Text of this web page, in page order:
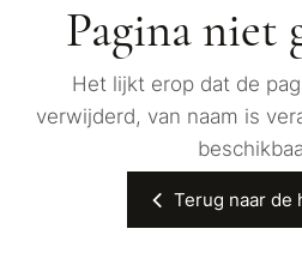
Pagina niet
Het lijkt erop dat de
verwijderd, van naam is
Terug naar de